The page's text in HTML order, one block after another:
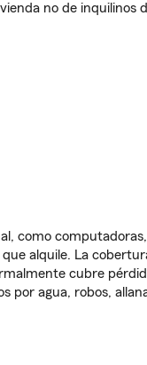
no de inquilinos
como
alquile. La
cubre
por agua, robos,